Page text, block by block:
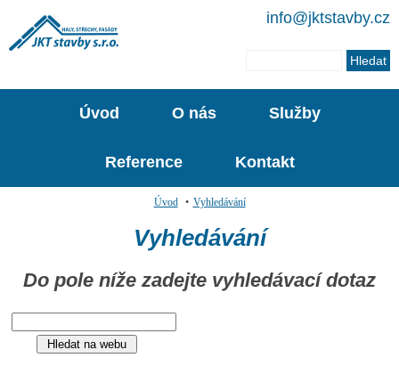
info@jktstavby.cz
Úvod O nás Služby
Reference Kontakt
Úvod • Vyhledávání
Vyhledávání
Do pole níže zadejte vyhledávací dotaz